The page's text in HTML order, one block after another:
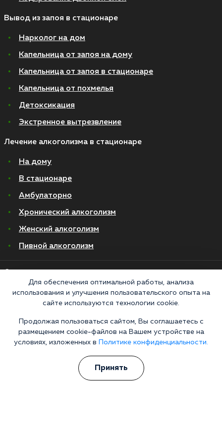
Вывод из запоя в стационаре
Нарколог на дом
Капельница от запоя на дому
Капельница от запоя в стационаре
Капельница от похмелья
Детоксикация
Экстренное вытрезвление
Лечение алкоголизма в стационаре
На дому
В стационаре
Амбулаторно
Хронический алкоголизм
Женский алкоголизм
Пивной алкоголизм
Политика конфиденциальности
ЛО-50-01-012801 от 27.08.2021 по адресу: 127083, Московская область, г.
Москва, улица 8 Марта, 1с12, подъезд 1
«Напоминаем, что сайт https://narkologiya24.clinic против распространения,
продажи и приема психоактивных веществ. Незаконное производство,
пропаганда и сбыт наркотических средств или их аналогов карается в
соответствии с законом 228.1 УКРФ и КоАП РФ Статья 6.13. Материалы на
сайте носят справочный характер, не являются публичной офертой и не
Для обеспечения оптимальной работы, анализа
использования и улучшения пользовательского опыта на
сайте используются технологии cookie.
Продолжая пользоваться сайтом, Вы соглашаетесь с
размещением cookie-файлов на Вашем устройстве на
условиях, изложенных в
Политике конфиденциальности.
Принять